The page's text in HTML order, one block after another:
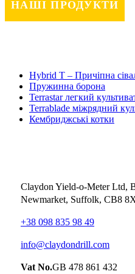
НАШІ ПРОДУКТИ
Hybrid T – Причіпна
Пружинна борона
Terrastar легкий
Terrablade міжрядний
Кембриджські котки
Claydon Yield-o-Meter Ltd,
Newmarket, Suffolk, CB8
+38 098 835 98 49
info@claydondrill.com
Vat No.GB 478 861 432